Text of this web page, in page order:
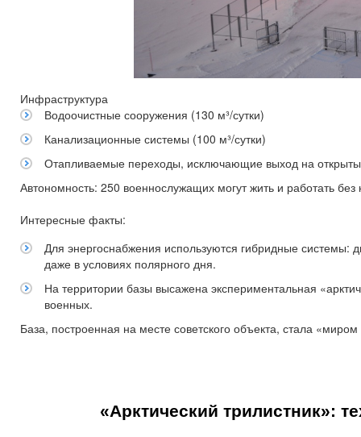
Инфраструктура
Водоочистные сооружения (130 м³/сутки)
Канализационные системы (100 м³/сутки)
Отапливаемые переходы, исключающие выход на
Автономность: 250 военнослужащих могут жить и работать
Интересные факты:
Для энергоснабжения используются гибридные
даже в условиях полярного дня.
На территории базы высажена экспериментальная
военных.
База, построенная на месте советского объекта, стала
«Арктический трилистник»: